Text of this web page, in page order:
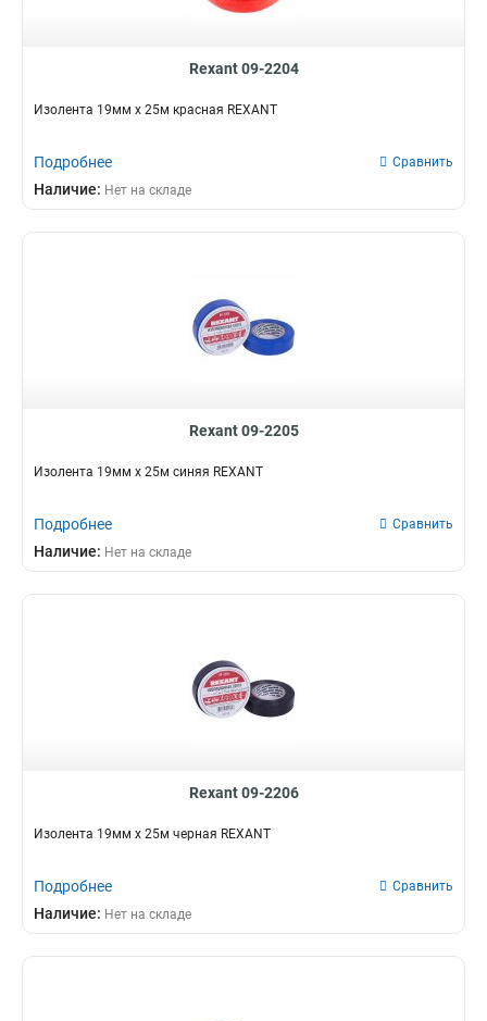
Rexant 09-2204
Изолента 19мм х 25м красная REXANT
Подробнее Сравнить
Наличие: Нет на складе
Rexant 09-2205
Изолента 19мм х 25м синяя REXANT
Подробнее Сравнить
Наличие: Нет на складе
Rexant 09-2206
Изолента 19мм х 25м черная REXANT
Подробнее Сравнить
Наличие: Нет на складе